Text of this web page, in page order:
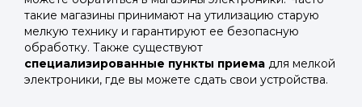
такие магазины принимают на утилизацию старую
мелкую технику и гарантируют ее безопасную
обработку. Также существуют
специализированные пункты приема для мелкой
электроники, где вы можете сдать свои устройства.